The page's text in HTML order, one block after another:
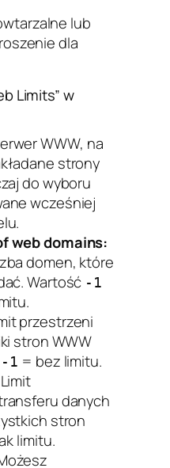
lub
dla
Limits” w
WWW, na
strony
do wyboru
wcześniej
web domains:
domen, które
Wartość -1
przestrzeni
stron WWW
-1 = bez limitu.
Limit
danych
stron
limitu.